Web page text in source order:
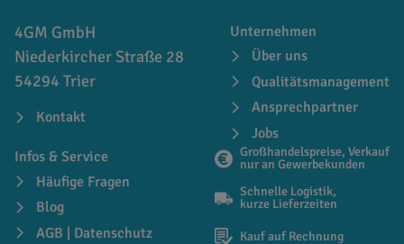
4GM GmbH
Niederkircher Straße 28
54294 Trier
Kontakt
Unternehmen
Über uns
Qualitätsmanagement
Ansprechpartner
Jobs
Infos & Service
Häufige Fragen
Blog
AGB | Datenschutz
Großhandelspreise, Verkauf
nur an Gewerbekunden
Schnelle Logistik,
kurze Lieferzeiten
Kauf auf Rechnung